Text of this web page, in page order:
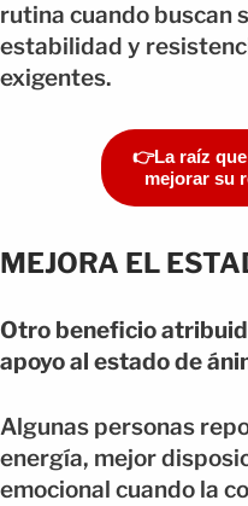
rutina cuando buscan
estabilidad y
exigentes.
👉La raíz
mejorar su
MEJORA EL
Otro beneficio
apoyo al estado de
Algunas personas
energía, mejor
emocional cuando la